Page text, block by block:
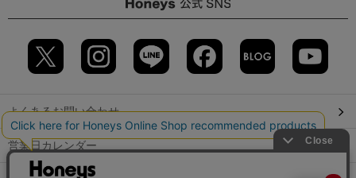
よくあるお問い合わせ
営業日カレンダー